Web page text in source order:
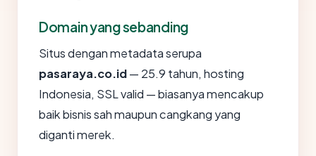
Domain yang sebanding
Situs dengan metadata serupa
pasaraya.co.id— 25.9 tahun, hosting
Indonesia, SSL valid — biasanya mencakup
baik bisnis sah maupun cangkang yang
diganti merek.